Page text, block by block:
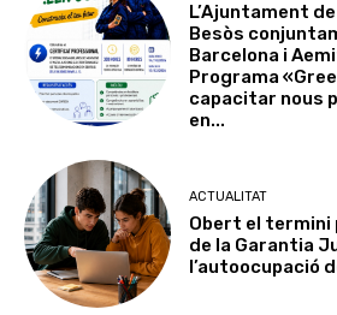
L’Ajuntament
Besòs
Barcelona i
Programa
capacitar nous
en...
ACTUALITAT
Obert el termini
de la Garantia
l’autoocupació